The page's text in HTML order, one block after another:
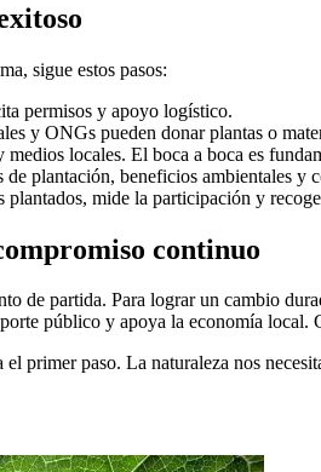
sigue estos pasos:
permisos y apoyo logístico.
y ONGs pueden donar plantas o
medios locales. El boca a boca es
de plantación, beneficios ambientales y
plantados, mide la participación y
continuo
de partida. Para lograr un cambio
público y apoya la economía local.
primer paso. La naturaleza nos